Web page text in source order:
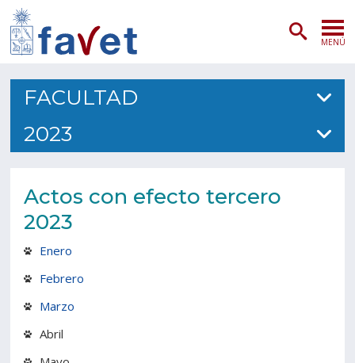
MENÚ
PORTADA
POSTGRADO
FACULTAD
2023
Actos con efecto tercero
2023
Enero
Febrero
Marzo
Abril